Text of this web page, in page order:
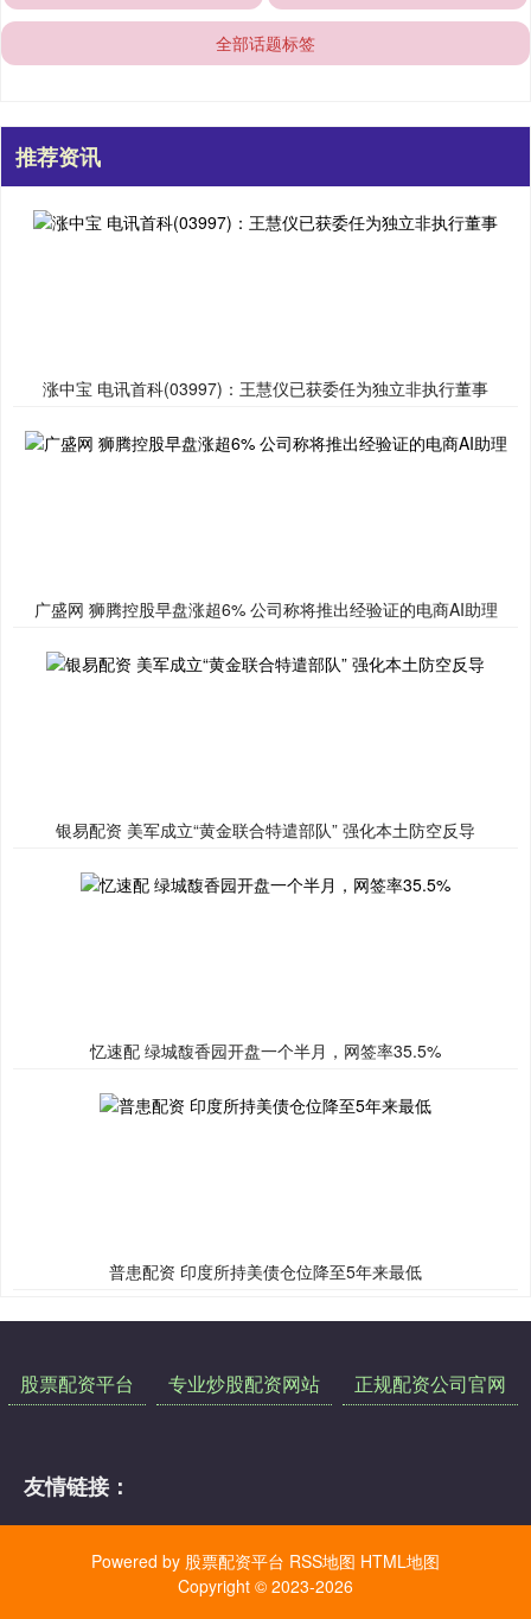
全部话题标签
推荐资讯
涨中宝 电讯首科(03997)：王慧仪已获委任为独立非执行董事
广盛网 狮腾控股早盘涨超6% 公司称将推出经验证的电商AI助理
银易配资 美军成立“黄金联合特遣部队” 强化本土防空反导
忆速配 绿城馥香园开盘一个半月，网签率35.5%
普患配资 印度所持美债仓位降至5年来最低
股票配资平台 专业炒股配资网站 正规配资公司官网
友情链接：
Powered by 股票配资平台 RSS地图 HTML地图
Copyright © 2023-2026